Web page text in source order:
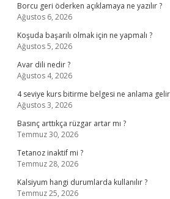
Borcu geri öderken açıklamaya ne yazılır ?
Ağustos 6, 2026
Koşuda başarılı olmak için ne yapmalı ?
Ağustos 5, 2026
Avar dili nedir ?
Ağustos 4, 2026
4 seviye kurs bitirme belgesi ne anlama
Ağustos 3, 2026
Basınç arttıkça rüzgar artar mı ?
Temmuz 30, 2026
Tetanoz inaktif mi ?
Temmuz 28, 2026
Kalsiyum hangi durumlarda kullanılır ?
Temmuz 25, 2026